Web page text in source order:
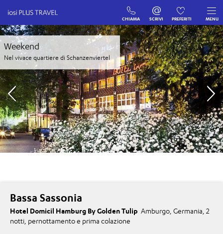
CHIAMA SCRIVI PREFERITI MENU
Weekend
Nel vivace quartiere di Schanzenviertel
Bassa Sassonia
Hotel Domicil Hamburg By Golden Tulip Amburgo, Germania, 2
notti, pernottamento e prima colazione